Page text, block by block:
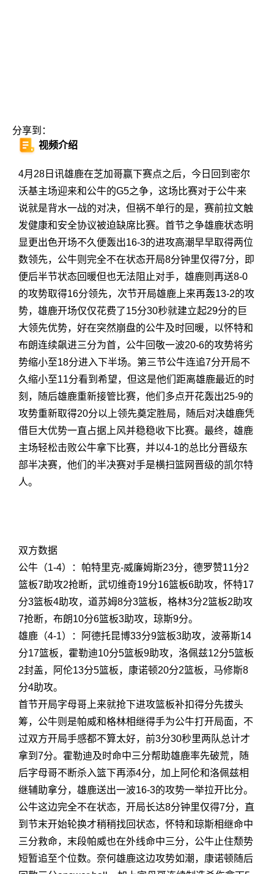
分享到：
视频介绍
4月28日讯雄鹿在芝加哥赢下赛点之后，今日回到密尔
沃基主场迎来和公牛的G5之争，这场比赛对于公牛来
说就是背水一战的对决，但祸不单行的是，赛前拉文触
发健康和安全协议被迫缺席比赛。首节之争雄鹿状态明
显更出色开场不久便轰出16-3的进攻高潮早早取得两位
数领先，公牛则完全不在状态开局8分钟里仅得7分，即
便后半节状态回暖但也无法阻止对手，雄鹿则再送8-0
的攻势取得16分领先，次节开局雄鹿上来再轰13-2的攻
势，雄鹿开场仅仅花费了15分30秒就建立起29分的巨
大领先优势，好在突然崩盘的公牛及时回暖，以怀特和
布朗连续飙进三分为首，公牛回敬一波20-6的攻势将劣
势缩小至18分进入下半场。第三节公牛连追7分开局不
久缩小至11分看到希望，但这是他们距离雄鹿最近的时
刻，随后雄鹿重新接管比赛，他们多点开花轰出25-9的
攻势重新取得20分以上领先奠定胜局，随后对决雄鹿凭
借巨大优势一直占据上风并稳稳收下比赛。最终，雄鹿
主场轻松击败公牛拿下比赛，并以4-1的总比分晋级东
部半决赛，他们的半决赛对手是横扫篮网晋级的凯尔特
人。
双方数据
公牛（1-4）：帕特里克-威廉姆斯23分，德罗赞11分2
篮板7助攻2抢断，武切维奇19分16篮板6助攻，怀特17
分3篮板4助攻，道苏姆8分3篮板，格林3分2篮板2助攻
7抢断，布朗10分6篮板3助攻，琼斯9分。
雄鹿（4-1）：阿德托昆博33分9篮板3助攻，波蒂斯14
分17篮板，霍勒迪10分5篮板9助攻，洛佩兹12分5篮板
2封盖，阿伦13分5篮板，康诺顿20分2篮板，马修斯8
分4助攻。
首节开局字母哥上来就抢下进攻篮板补扣得分先拔头
筹，公牛则是帕威和格林相继得手为公牛打开局面，不
过双方开局手感都不算太好，前3分30秒里两队总计才
拿到7分。霍勒迪及时命中三分帮助雄鹿率先破荒，随
后字母哥不断杀入篮下再添4分，加上阿伦和洛佩兹相
继辅助拿分，雄鹿送出一波16-3的攻势一举拉开比分。
公牛这边完全不在状态，开局长达8分钟里仅得7分，直
到节末开始轮换才稍稍找回状态，怀特和琼斯相继命中
三分救命，末段帕威也在外线命中三分，公牛止住颓势
短暂追至个位数。奈何雄鹿这边攻势如潮，康诺顿随后